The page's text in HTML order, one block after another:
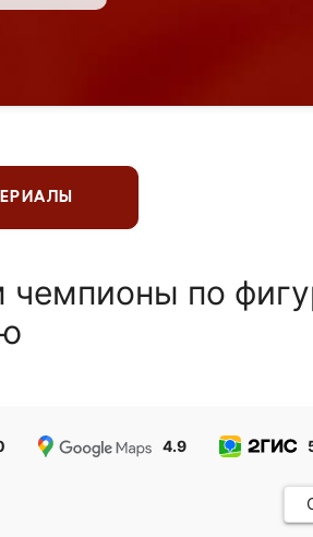
чемпионы по
4.9